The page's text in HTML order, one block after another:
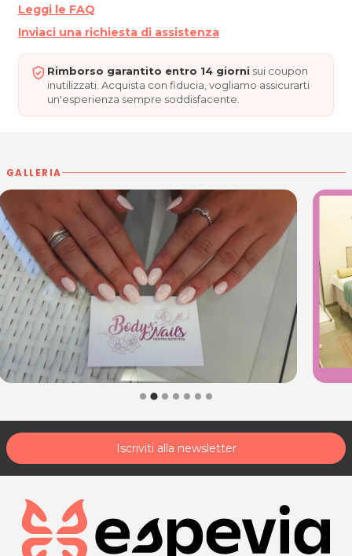
Leggi le FAQ
Inviaci una richiesta di assistenza
Rimborso garantito entro 14 giorni sui coupon
inutilizzati. Acquista con fiducia, vogliamo assicurarti
un'esperienza sempre soddisfacente.
GALLERIA
Iscriviti alla newsletter